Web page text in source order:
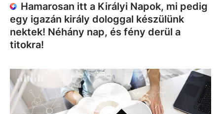
Hamarosan itt a Királyi Napok, mi pedig
egy igazán király dologgal készülünk
nektek! Néhány nap, és fény derül a
titokra!